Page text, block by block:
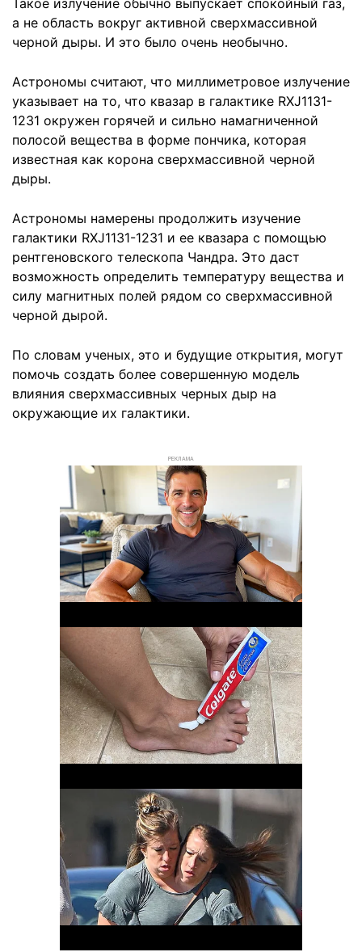
а не область вокруг активной сверхмассивной
черной дыры. И это было очень необычно.
Астрономы считают, что миллиметровое излучение
указывает на то, что квазар в галактике RXJ1131-
1231 окружен горячей и сильно намагниченной
полосой вещества в форме пончика, которая
известная как корона сверхмассивной черной
дыры.
Астрономы намерены продолжить изучение
галактики RXJ1131-1231 и ее квазара с помощью
рентгеновского телескопа Чандра. Это даст
возможность определить температуру вещества и
силу магнитных полей рядом со сверхмассивной
черной дырой.
По словам ученых, это и будущие открытия, могут
помочь создать более совершенную модель
влияния сверхмассивных черных дыр на
окружающие их галактики.
РЕКЛАМА